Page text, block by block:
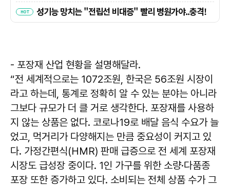
- 포장재 산업 현황을 설명해달라.
“전 세계적으로는 1072조원, 한국은 56조원 시장이
라고 하는데, 통계로 정확히 알 수 있는 분야는 아니라
그보다 규모가 더 클 거로 생각한다. 포장재를 사용하
지 않는 상품은 없다. 코로나19로 배달 음식 수요가 늘
었고, 먹거리가 다양해지는 만큼 중요성이 커지고 있
다. 가정간편식(HMR) 판매 급증으로 전 세계 포장재
시장도 급성장 중이다. 1인 가구를 위한 소량·다품종
포장 또한 증가하고 있다. 소비되는 전체 상품 수가 그